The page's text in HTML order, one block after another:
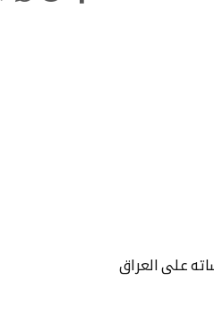
على العراق